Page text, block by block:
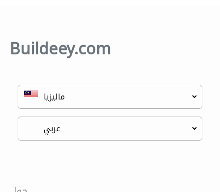
Buildeey.com